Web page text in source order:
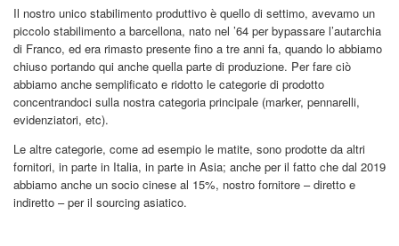
Il nostro unico stabilimento produttivo è quello di settimo, avevamo un
piccolo stabilimento a barcellona, nato nel ’64 per bypassare l’autarchia
di Franco, ed era rimasto presente fino a tre anni fa, quando lo abbiamo
chiuso portando qui anche quella parte di produzione. Per fare ciò
abbiamo anche semplificato e ridotto le categorie di prodotto
concentrandoci sulla nostra categoria principale (marker, pennarelli,
evidenziatori, etc).
Le altre categorie, come ad esempio le matite, sono prodotte da altri
fornitori, in parte in Italia, in parte in Asia; anche per il fatto che dal 2019
abbiamo anche un socio cinese al 15%, nostro fornitore – diretto e
indiretto – per il sourcing asiatico.